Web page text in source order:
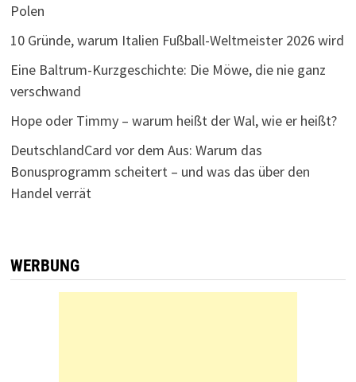
Polen
10 Gründe, warum Italien Fußball-Weltmeister 2026 wird
Eine Baltrum-Kurzgeschichte: Die Möwe, die nie ganz
verschwand
Hope oder Timmy – warum heißt der Wal, wie er heißt?
DeutschlandCard vor dem Aus: Warum das
Bonusprogramm scheitert – und was das über den
Handel verrät
WERBUNG